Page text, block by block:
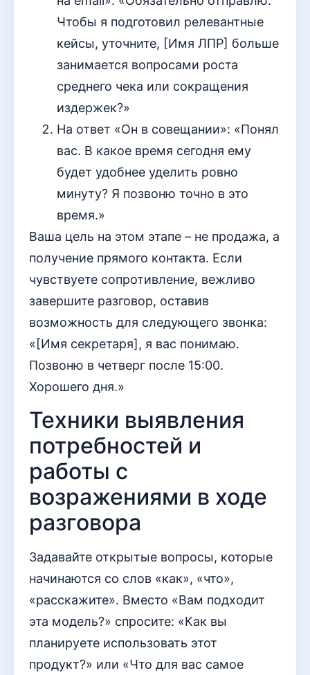
Чтобы я подготовил релевантные
кейсы, уточните, [Имя ЛПР] больше
занимается вопросами роста
среднего чека или сокращения
издержек?»
На ответ «Он в совещании»: «Понял
вас. В какое время сегодня ему
будет удобнее уделить ровно
минуту? Я позвоню точно в это
время.»
Ваша цель на этом этапе – не продажа, а
получение прямого контакта. Если
чувствуете сопротивление, вежливо
завершите разговор, оставив
возможность для следующего звонка:
«[Имя секретаря], я вас понимаю.
Позвоню в четверг после 15:00.
Хорошего дня.»
Техники выявления
потребностей и
работы с
возражениями в ходе
разговора
Задавайте открытые вопросы, которые
начинаются со слов «как», «что»,
«расскажите». Вместо «Вам подходит
эта модель?» спросите: «Как вы
планируете использовать этот
продукт?» или «Что для вас самое